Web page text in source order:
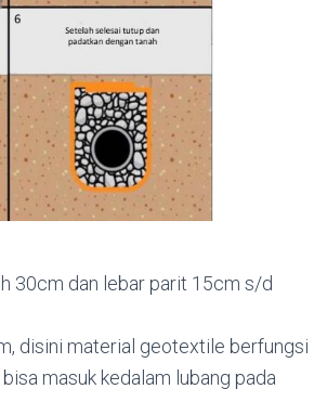
30cm dan lebar parit 15cm s/d
disini material geotextile berfungsi
masuk kedalam lubang pada